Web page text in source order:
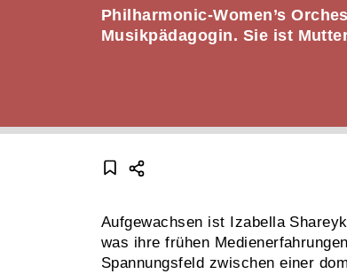
Philharmonic-Women’s
Musikpädagogin. Sie ist
Aufgewachsen ist Izabella
was ihre frühen
Spannungsfeld zwischen einer